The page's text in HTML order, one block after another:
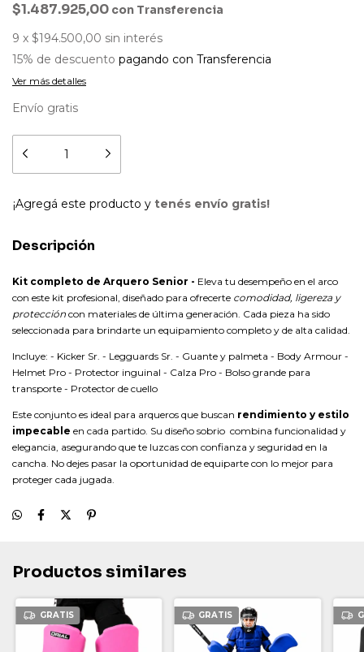
$1.487.925,00 con Transferencia
9 x $194.500,00 sin interés
15% de descuento pagando con Transferencia
Ver más detalles
Envío gratis
¡Agregá este producto y tenés envío gratis!
Descripción
Kit completo de Arquero Senior - Eleva tu desempeño en el arco
con este kit profesional, diseñado para ofrecerte comodidad, ligereza y
protección con materiales de última generación. Cada pieza ha sido
seleccionada para brindarte un equipamiento completo y de alta calidad.
Incluye: - Kicker Sr. - Legguards Sr. - Guante y palmeta - Body Armour -
Helmet Pro - Protector inguinal - Calza Pro - Bolso grande para
transporte - Protector de cuello
Este conjunto es ideal para arqueros que buscan rendimiento y estilo
impecable en cada partido. Su diseño sobrio combina funcionalidad y
elegancia, asegurando que te luzcas con confianza y seguridad en la
cancha. No dejes pasar la oportunidad de equiparte con lo mejor para
proteger cada jugada.
Productos similares
GRATIS GRATIS